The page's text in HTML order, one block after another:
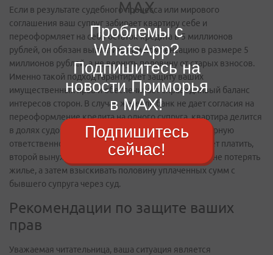
Если в результате судебного процесса или мирового
соглашения ваш супруг забирает квартиру себе и
переоформляет на себя остаток кредита в 5 миллионов
рублей, он обязан выплатить вам компенсацию в размере 5
миллионов рублей, а не вернуть половину от старых взносов.
Именно такой подход гарантирует защиту ваших
имущественных прав и обеспечивает справедливый баланс
интересов сторон. В случае же, если банк не дает согласия на
переоформление кредита на одного супруга, квартира делится
в долях судом, и вы оба продолжаете нести солидарную
ответственность перед банком. Если один перестает платить,
второй вынужден гасить кредит полностью, чтобы не потерять
жилье, а затем взыскивать половину уплаченных сумм с
бывшего супруга через суд.
Рекомендации по защите ваших
прав
Уважаемая читательница, ваша ситуация является
Проблемы с
WhatsApp?
Подпишитесь на
новости Приморья
в MAX!
Подпишитесь
сейчас!